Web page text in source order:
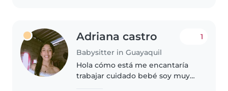
Adriana castro
Babysitter in Guayaquil
1
Hola cómo está me encantaría
trabajar cuidado bebé soy muy